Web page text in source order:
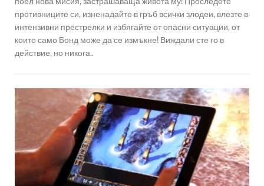
противниците си, изненадайте в гръб всички злодеи, влезте в
интензивни престрелки и избягайте от опасни ситуации, от
които само Бонд може да се измъкне! Виждали сте го в
действие, но никога..